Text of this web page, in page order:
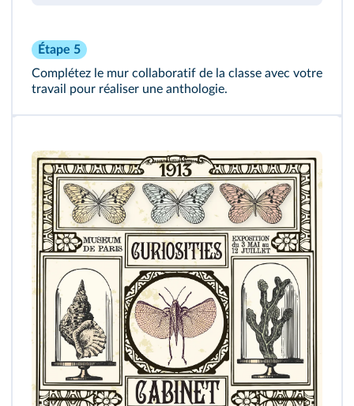
Étape 5
Complétez le mur collaboratif de la classe avec votre
travail pour réaliser une anthologie.